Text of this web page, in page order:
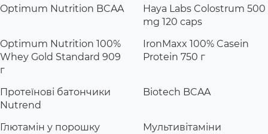
Optimum Nutrition BCAA
Haya Labs Colostrum 500
mg 120 caps
Optimum Nutrition 100%
Whey Gold Standard 909
г
IronMaxx 100% Casein
Protein 750 г
Протеїнові батончики
Nutrend
Biotech BCAA
Глютамін у порошку Мультивітаміни